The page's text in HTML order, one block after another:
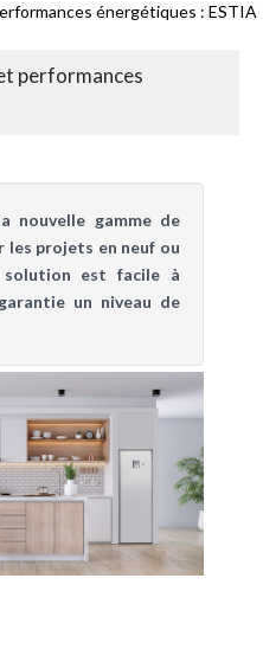
énergétiques : ESTIA
performances
nouvelle gamme de
les projets en neuf ou
est facile à
un niveau de